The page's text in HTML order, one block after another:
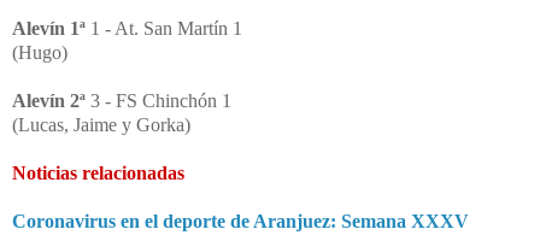
Alevín 1ª 1 - At. San Martín 1
(Hugo)
Alevín 2ª 3 - FS Chinchón 1
(Lucas, Jaime y Gorka)
Noticias relacionadas
Coronavirus en el deporte de Aranjuez: Semana XXXV